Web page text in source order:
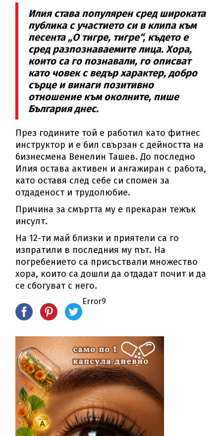
Илия става популярен сред широката
публика с участието си в клипа към
песента „О тигре, тигре“, където е
сред разпознаваемите лица. Хора,
които са го познавали, го описват
като човек с ведър характер, добро
сърце и винаги позитивно
отношение към околните, пише
България днес.
През годините той е работил като фитнес
инструктор и е бил свързан с дейността на
бизнесмена Венелин Ташев. До последно
Илия остава активен и ангажиран с работа,
като оставя след себе си спомен за
отдаденост и трудолюбие.
Причина за смъртта му е прекаран тежък
инсулт.
На 12-ти май близки и приятели са го
изпратили в последния му път. На
погребението са присъствали множество
хора, които са дошли да отдадат почит и да
се сбогуват с него.
Error9